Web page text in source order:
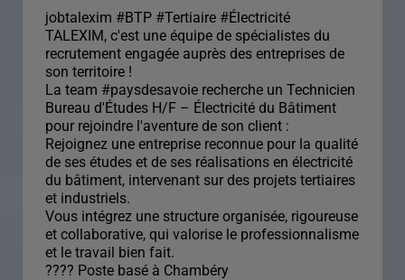
jobtalexim #BTP #Tertiaire #Électricité
TALEXIM, c'est une équipe de spécialistes du
recrutement engagée auprès des entreprises de
son territoire !
La team #paysdesavoie recherche un Technicien
Bureau d'Études H/F – Électricité du Bâtiment
pour rejoindre l'aventure de son client :
Rejoignez une entreprise reconnue pour la qualité
de ses études et de ses réalisations en électricité
du bâtiment, intervenant sur des projets tertiaires
et industriels.
Vous intégrez une structure organisée, rigoureuse
et collaborative, qui valorise le professionnalisme
et le travail bien fait.
???? Poste basé à Chambéry